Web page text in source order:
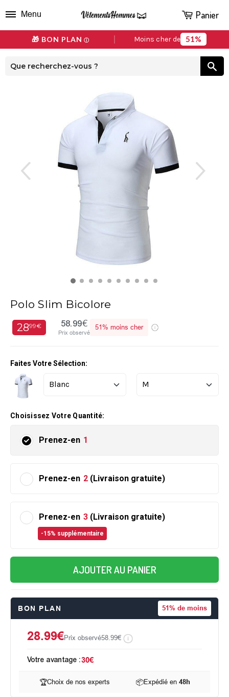
🎁 BON PLAN ⓘ Moins cher de 51%
Menu Panier
Polo Slim Bicolore
2899€ 58.99€
Prix observé
51% moins cher
Faites Votre Sélection:
Choisissez Votre Quantité:
Prenez-en 1
Prenez-en 2 (Livraison gratuite)
Prenez-en 3 (Livraison gratuite)
-15% supplémentaire
AJOUTER AU PANIER
BON PLAN 51% de moins
28.99€Prix observé58.99€
Votre avantage :30€
🏆Choix de nos experts 📦Expédié en 48h